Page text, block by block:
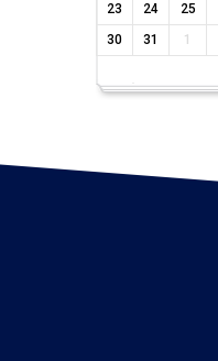
23
24 25
30
31 1